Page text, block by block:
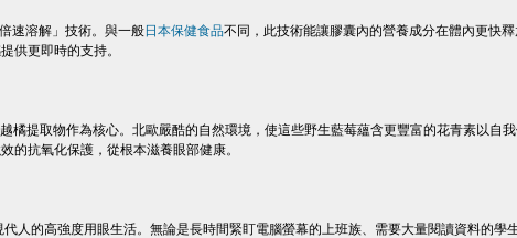
速溶解」技術。與一般日本保健食品不同，此技術能讓膠囊內的營養成分在體內更快
供更即時的支持。
橘提取物作為核心。北歐嚴酷的自然環境，使這些野生藍莓蘊含更豐富的花青素以自
的抗氧化保護，從根本滋養眼部健康。
人的高強度用眼生活。無論是長時間緊盯電腦螢幕的上班族、需要大量閱讀資料的